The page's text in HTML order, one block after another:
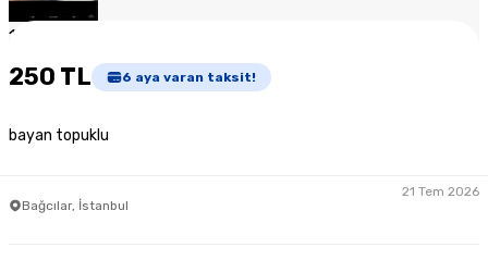
1
250 TL 6 aya varan taksit!
bayan topuklu
Bağcılar, İstanbul
21 Tem 2026